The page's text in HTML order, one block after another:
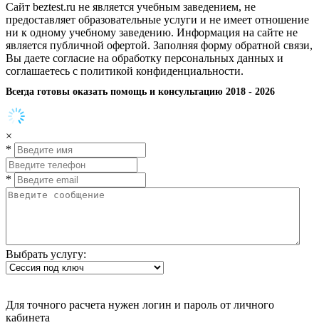
Сайт beztest.ru не является учебным заведением, не
предоставляет образовательные услуги и не имеет отношение
ни к одному учебному заведению. Информация на сайте не
является публичной офертой. Заполняя форму обратной связи,
Вы даете согласие на обработку персональных данных и
соглашаетесь с политикой конфиденциальности.
Всегда готовы оказать помощь и консультацию 2018 - 2026
×
*
*
Выбрать услугу:
Для точного расчета нужен логин и пароль от личного
кабинета